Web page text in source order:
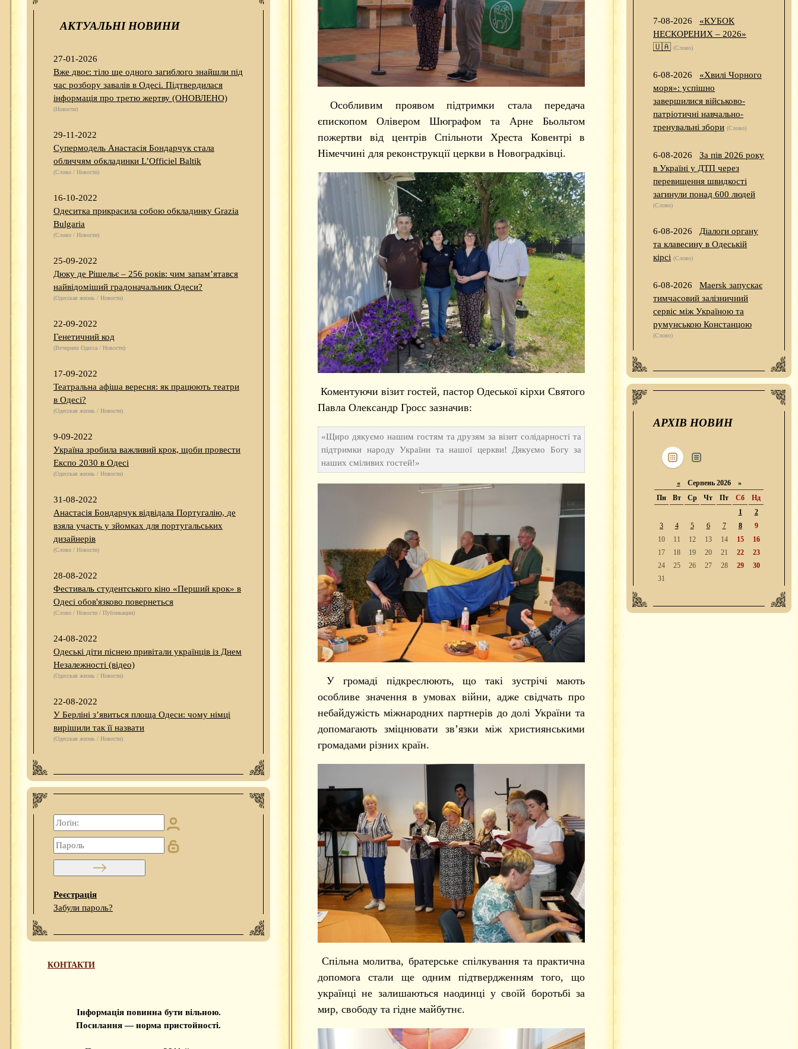
АКТУАЛЬНІ НОВИНИ
27-01-2026
Вже двоє: тіло ще одного загиблого знайшли під
час розбору завалів в Одесі. Підтвердилася
інформація про третю жертву (ОНОВЛЕНО)
(Новости)
29-11-2022
Супермодель Анастасія Бондарчук стала
обличчям обкладинки L’Officiel Baltik
(Слово / Новости)
16-10-2022
Одеситка прикрасила собою обкладинку Grazia
Bulgaria
(Слово / Новости)
25-09-2022
Дюку де Рішельє – 256 років: чим запам’ятався
найвідоміший градоначальник Одеси?
(Одесская жизнь / Новости)
22-09-2022
Генетичний код
(Вечерняя Одесса / Новости)
17-09-2022
Театральна афіша вересня: як працюють театри
в Одесі?
(Одесская жизнь / Новости)
9-09-2022
Україна зробила важливий крок, щоби провести
Експо 2030 в Одесі
(Одесская жизнь / Новости)
31-08-2022
Анастасія Бондарчук відвідала Португалію, де
взяла участь у зйомках для португальських
дизайнерів
(Слово / Новости)
28-08-2022
Фестиваль студентського кіно «Перший крок» в
Одесі обов'язково повернеться
(Слово / Новости / Публикации)
24-08-2022
Одеські діти піснею привітали українців із Днем
Незалежності (відео)
(Одесская жизнь / Новости)
22-08-2022
У Берліні з’явиться площа Одеси: чому німці
вирішили так її назвати
(Одесская жизнь / Новости)
Реєстрація
Забули пароль?
КОНТАКТИ
Інформація повинна бути вільною.
Посилання — норма пристойності.
Особливим проявом підтримки стала передача
єпископом Олівером Шюграфом та Арне Бьольтом
пожертви від центрів Спільноти Хреста Ковентрі в
Німеччині для реконструкції церкви в Новоградківці.
Коментуючи візит гостей, пастор Одеської кірхи Святого
Павла Олександр Гросс зазначив:
«Щиро дякуємо нашим гостям та друзям за візит солідарності та
підтримки народу України та нашої церкви! Дякуємо Богу за
наших сміливих гостей!»
У громаді підкреслюють, що такі зустрічі мають
особливе значення в умовах війни, адже свідчать про
небайдужість міжнародних партнерів до долі України та
допомагають зміцнювати зв’язки між християнськими
громадами різних країн.
Спільна молитва, братерське спілкування та практична
допомога стали ще одним підтвердженням того, що
українці не залишаються наодинці у своїй боротьбі за
мир, свободу та гідне майбутнє.
7-08-2026
«КУБОК
НЕСКОРЕНИХ – 2026»
🇺🇦 (Слово)
6-08-2026
«Хвилі Чорного
моря»: успішно
завершилися військово-
патріотичні навчально-
тренувальні збори (Слово)
6-08-2026
За пів 2026 року
в Україні у ДТП через
перевищення швидкості
загинули понад 600 людей
(Слово)
6-08-2026
Діалоги органу
та клавесину в Одеській
кірсі (Слово)
6-08-2026
Maersk запускає
тимчасовий залізничний
сервіс між Україною та
румунською Констанцою
(Слово)
АРХІВ НОВИН
«Серпень 2026 »
Пн
Вт Ср Чт Пт Сб
Нд
1
2
3
4 5 6 7 8
9
10
11 12 13 14 15
16
17
18 19 20 21 22
23
24
25 26 27 28 29
30
31